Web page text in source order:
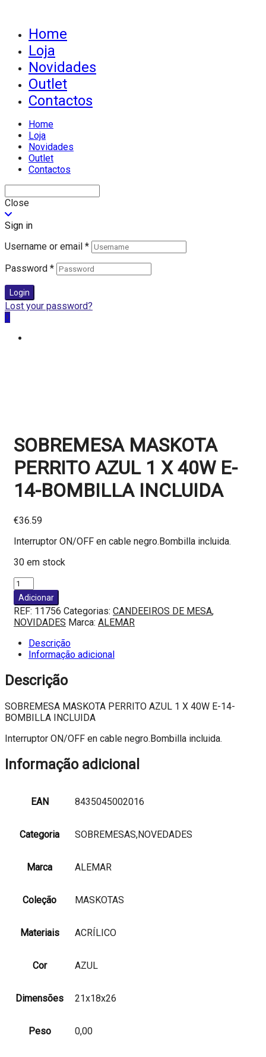
Home
Loja
Novidades
Outlet
Contactos
Home
Loja
Novidades
Outlet
Contactos
Close
Sign in
Username or email *
Password *
Login
Lost your password?
0
SOBREMESA MASKOTA
PERRITO AZUL 1 X 40W E-
14-BOMBILLA INCLUIDA
€36.59
Interruptor ON/OFF en cable negro.Bombilla incluida.
30 em stock
Quantidade
de
SOBREMESA
MASKOTA
PERRITO
AZUL
E-
BOMBILLA
INCLUIDA
Adicionar
REF: 11756 Categorias: CANDEEIROS DE MESA,
NOVIDADES Marca: ALEMAR
Descrição
Informação adicional
Descrição
SOBREMESA MASKOTA PERRITO AZUL 1 X 40W E-14-
BOMBILLA INCLUIDA
Interruptor ON/OFF en cable negro.Bombilla incluida.
Informação adicional
EAN 8435045002016
Categoria SOBREMESAS,NOVEDADES
Marca ALEMAR
Coleção MASKOTAS
Materiais ACRÍLICO
Cor AZUL
Dimensões 21x18x26
Peso 0,00